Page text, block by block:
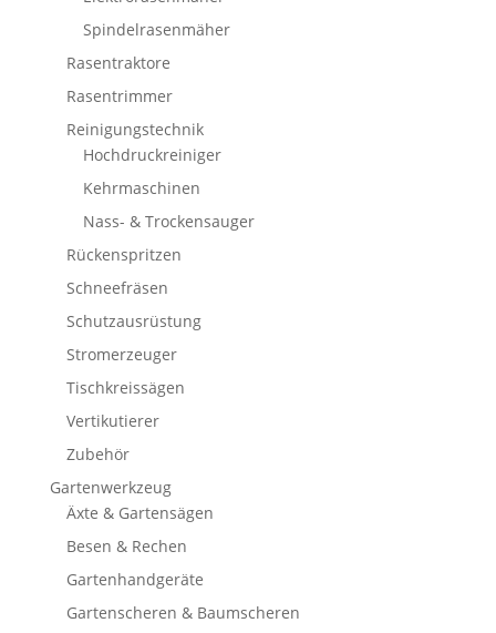
Spindelrasenmäher
Rasentraktore
Rasentrimmer
Reinigungstechnik
Hochdruckreiniger
Kehrmaschinen
Nass- & Trockensauger
Rückenspritzen
Schneefräsen
Schutzausrüstung
Stromerzeuger
Tischkreissägen
Vertikutierer
Zubehör
Gartenwerkzeug
Äxte & Gartensägen
Besen & Rechen
Gartenhandgeräte
Gartenscheren & Baumscheren